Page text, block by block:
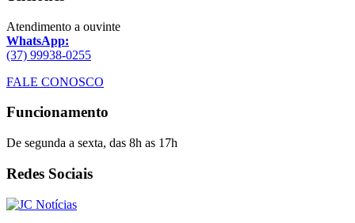
Atendimento a ouvinte
WhatsApp:
(37) 99938-0255
FALE CONOSCO
Funcionamento
De segunda a sexta, das 8h as 17h
Redes Sociais